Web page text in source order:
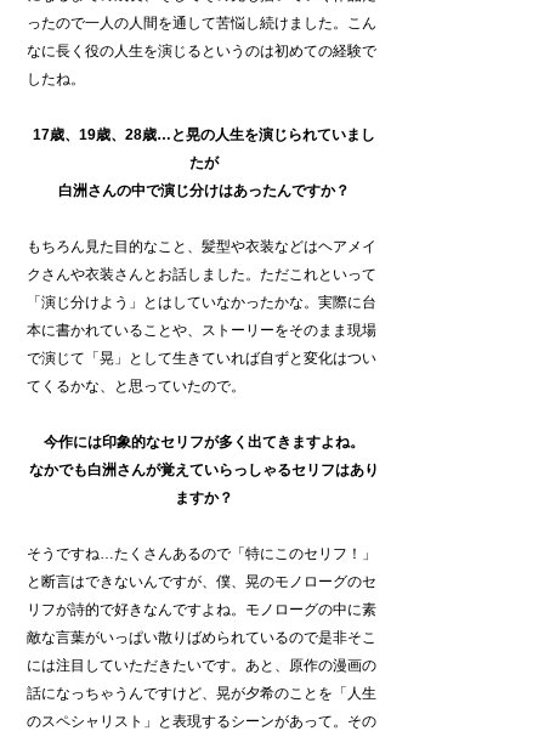
ったので一人の人間を通して苦悩し続けました。こん
なに長く役の人生を演じるというのは初めての経験で
したね。
17歳、19歳、28歳…と晃の人生を演じられていまし
たが
白洲さんの中で演じ分けはあったんですか？
もちろん見た目的なこと、髪型や衣装などはヘアメイ
クさんや衣装さんとお話しました。ただこれといって
「演じ分けよう」とはしていなかったかな。実際に台
本に書かれていることや、ストーリーをそのまま現場
で演じて「晃」として生きていれば自ずと変化はつい
てくるかな、と思っていたので。
今作には印象的なセリフが多く出てきますよね。
なかでも白洲さんが覚えていらっしゃるセリフはあり
ますか？
そうですね…たくさんあるので「特にこのセリフ！」
と断言はできないんですが、僕、晃のモノローグのセ
リフが詩的で好きなんですよね。モノローグの中に素
敵な言葉がいっぱい散りばめられているので是非そこ
には注目していただきたいです。あと、原作の漫画の
話になっちゃうんですけど、晃が夕希のことを「人生
のスペシャリスト」と表現するシーンがあって。その